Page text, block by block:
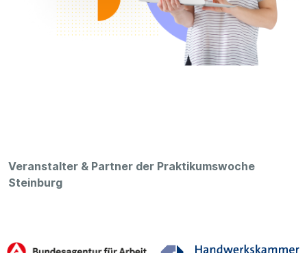
Veranstalter & Partner der Praktikumswoche
Steinburg